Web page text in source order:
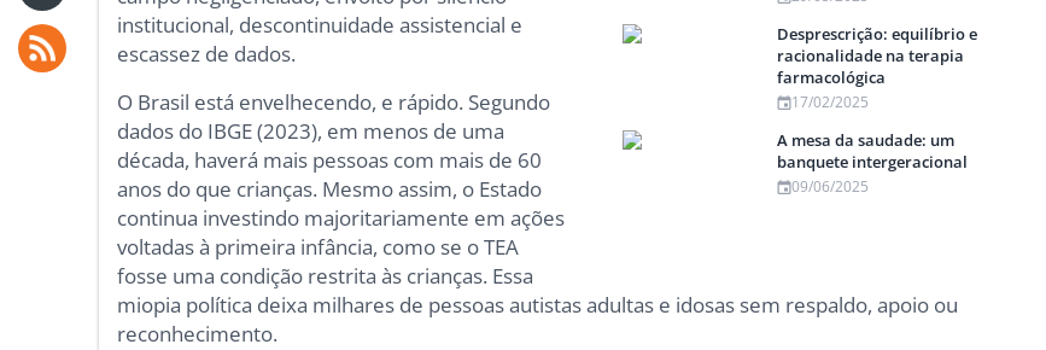
Desprescrição: equilíbrio e
racionalidade na terapia
farmacológica
17/02/2025
A mesa da saudade: um
banquete intergeracional
09/06/2025
institucional, descontinuidade assistencial e
escassez de dados.
O Brasil está envelhecendo, e rápido. Segundo
dados do IBGE (2023), em menos de uma
década, haverá mais pessoas com mais de 60
anos do que crianças. Mesmo assim, o Estado
continua investindo majoritariamente em ações
voltadas à primeira infância, como se o TEA
fosse uma condição restrita às crianças. Essa
miopia política deixa milhares de pessoas autistas adultas e idosas sem respaldo, apoio ou
reconhecimento.